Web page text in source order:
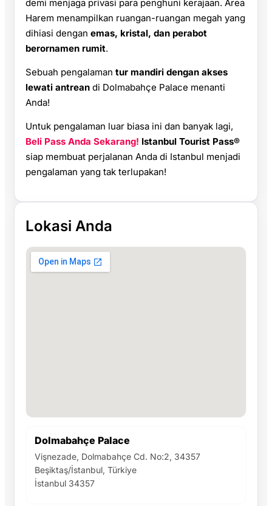
demi menjaga privasi para penghuni kerajaan. Area
Harem menampilkan ruangan-ruangan megah yang
dihiasi dengan emas, kristal, dan perabot
berornamen rumit.
Sebuah pengalaman tur mandiri dengan akses
lewati antrean di Dolmabahçe Palace menanti
Anda!
Untuk pengalaman luar biasa ini dan banyak lagi,
Beli Pass Anda Sekarang! Istanbul Tourist Pass®
siap membuat perjalanan Anda di Istanbul menjadi
pengalaman yang tak terlupakan!
Lokasi Anda
Dolmabahçe Palace
Vişnezade, Dolmabahçe Cd. No:2, 34357
Beşiktaş/İstanbul, Türkiye
İstanbul 34357